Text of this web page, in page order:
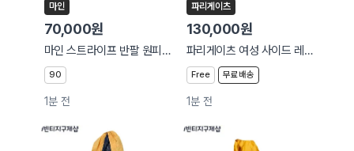
마인
70,000원
마인 스트라이프 반팔 원피스
90
1분 전
파리게이츠
130,000원
파리게이츠 여성 사이드 레이어 플리츠 큐롯 스커트 2칼라
Free 무료배송
1분 전